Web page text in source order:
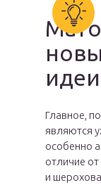
идеи
Главное,
являются
особенно
отличие
и